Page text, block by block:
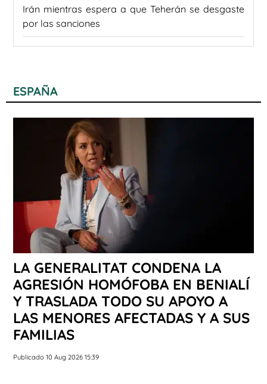
Irán mientras espera a que Teherán se desgaste
por las sanciones
ESPAÑA
LA GENERALITAT CONDENA LA
AGRESIÓN HOMÓFOBA EN BENIALÍ
Y TRASLADA TODO SU APOYO A
LAS MENORES AFECTADAS Y A SUS
FAMILIAS
Publicado 10 Aug 2026 15:39